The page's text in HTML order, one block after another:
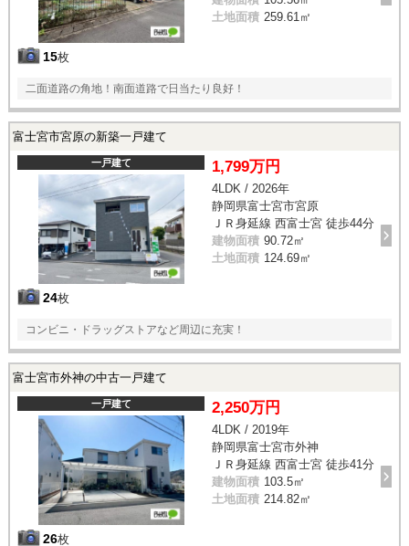
15枚
土地面積 259.61㎡
二面道路の角地！南面道路で日当たり良好！
富士宮市宮原の新築一戸建て
一戸建て
24枚
1,799万円
4LDK / 2026年
静岡県富士宮市宮原
ＪＲ身延線 西富士宮 徒歩44分
建物面積 90.72㎡
土地面積 124.69㎡
コンビニ・ドラッグストアなど周辺に充実！
富士宮市外神の中古一戸建て
一戸建て
26枚
2,250万円
4LDK / 2019年
静岡県富士宮市外神
ＪＲ身延線 西富士宮 徒歩41分
建物面積 103.5㎡
土地面積 214.82㎡